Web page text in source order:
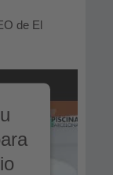
de El